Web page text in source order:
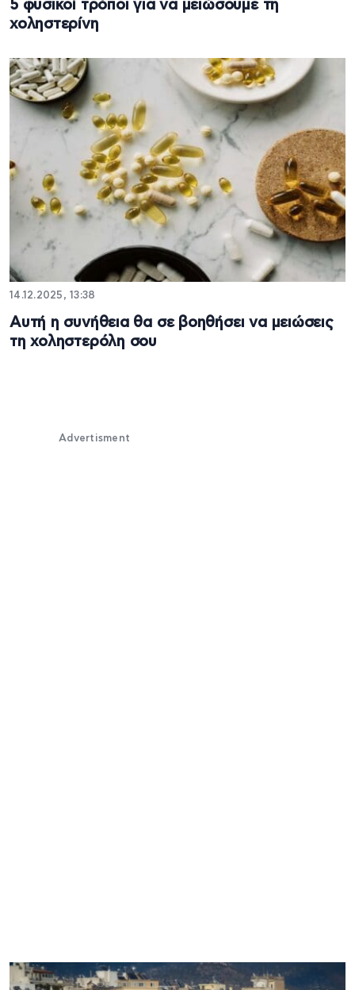
5 φυσικοί τρόποι για να μειώσουμε τη
χοληστερίνη
14.12.2025, 13:38
Αυτή η συνήθεια θα σε βοηθήσει να μειώσεις
τη χοληστερόλη σου
Advertisment